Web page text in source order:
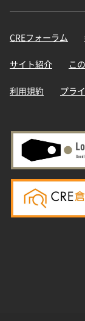
CREフォーラム
サイト紹介 こ
利用規約 プラ